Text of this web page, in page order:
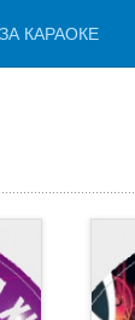
КАРАОКЕ